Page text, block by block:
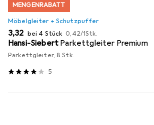
MENGENRABATT
Möbelgleiter + Schutzpuffer
EUR
3,32 bei 4 Stück EUR
0,42/1Stk.
Hansi-Siebert Parkettgleiter Premium
Parkettgleiter, 8 Stk.
5